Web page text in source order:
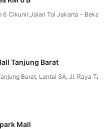
6 Cikunir,Jalan Tol Jakarta -
Tanjung Barat
Barat, Lantai 3A, Jl. Raya
Mall